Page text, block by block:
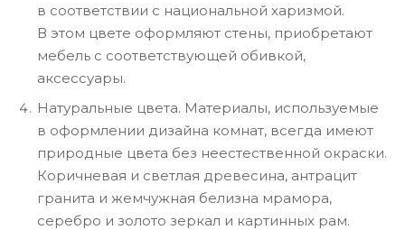
в соответствии с национальной харизмой.
В этом цвете оформляют стены, приобретают
мебель с соответствующей обивкой,
аксессуары.
Натуральные цвета. Материалы, используемые
в оформлении дизайна комнат, всегда имеют
природные цвета без неестественной окраски.
Коричневая и светлая древесина, антрацит
гранита и жемчужная белизна мрамора,
серебро и золото зеркал и картинных рам.